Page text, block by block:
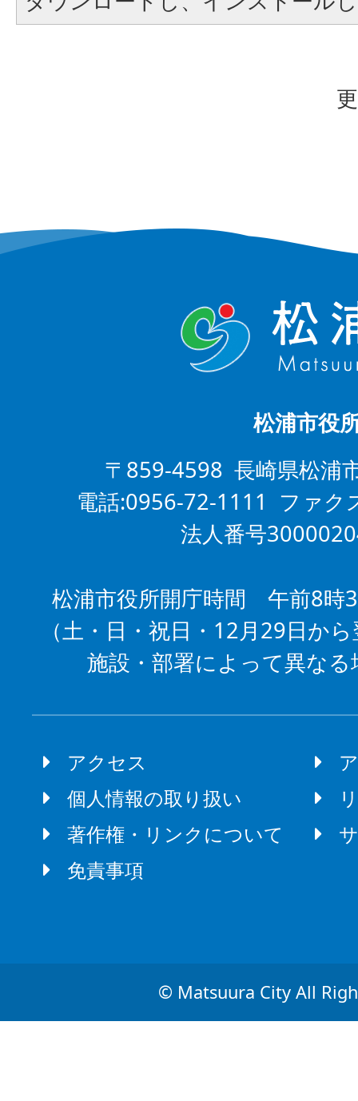
松浦市役
〒859-4598 長崎県松浦
電話:0956-72-1111 ファ
法人番号
松浦市役所開庁時間 午前8時
（土・日・祝日・12月29日か
施設・部署によって異な
アクセス
個人情報の取り扱い
著作権・リンクについて
免責事項
© Matsuura City All